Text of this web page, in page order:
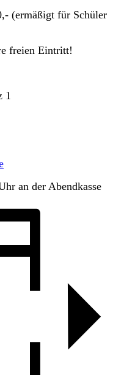
(ermäßigt für Schüler
freien Eintritt!
1
an der Abendkasse